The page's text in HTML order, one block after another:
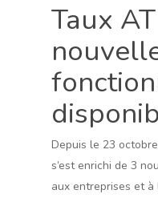
Taux
Depuis le 23
s’est enrichi de 3
aux entreprises et